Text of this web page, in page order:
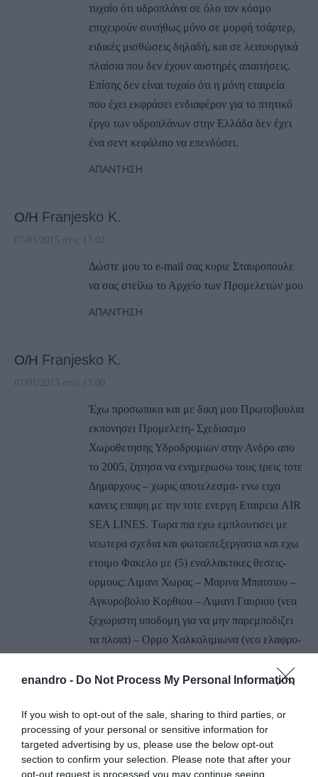
enandro - Do Not Process My Personal Information
If you wish to opt-out of the sale, sharing to third parties, or
processing of your personal or sensitive information for
targeted advertising by us, please use the below opt-out
section to confirm your selection. Please note that after your
opt-out request is processed you may continue seeing
τυχαίο ότι υδροπλάνα σε όλο τον κόσμο
επιχειρούν συνήθως μόνο σε μορφή τσάρτερ,
ειδικές μισθώσεις δηλαδή, και σε λειτουργικά
πλαίσια που δεν έχουν αυστηρές απαιτήσεις.
Επίσης δεν είναι τυχαίο ότι η μόνη εταιρεία
που έχει εκφράσει ενδιαφέρον για το πτητικό
έργο των υδροπλάνων στην Ελλάδα δεν έχει
ένα σεντ κεφάλαιο να επενδύσει.
ΑΠΆΝΤΗΣΗ
Ο/Η Franjesko K.
07/01/2015 στις 13:02
Δώστε μου το e-mail σας κυριε Σταυροπουλε
να σας στείλω το Αρχείο των Προμελετών μου
ΑΠΆΝΤΗΣΗ
Ο/Η Franjesko K.
07/01/2015 στις 13:00
Έχω προσωπικα και με δικη μου Πρωτoβουλια
εκπονησει Προμελετη- Σχεδιασμο
Χωροθετησης Υδροδρομιων στην Ανδρο απο
το 2005, ζητησα να ενημερωσω τους τρεις τοτε
Δημαρχους – χωρις αποτελεσμα- ενω ειχα
κανεις επαφη με την τοτε ενεργη Εταιρεια AIR
SEA LINES. Τωρα πια εχω εμπλουτισει με
νεωτερα σχεδια και φωτοεπεξεργασια και εχω
ετοιμο Φακελο με (5) εναλλακτικες θεσεις-
ορμους: Λιμανι Χωρας – Μαρινα Μπατσιου –
Αγκυροβολιο Κορθιου – Λιμανι Γαυριου (νεα
ξεχωριστη υποδομη για να μην παρεμποδιζει
τα πλοια) – Ορμο Χαλκολιμιωνα (νεο ελαφρυ-
για περιηγητικα σκαφη), τον οποιο εχω ηδη
ΣΟΥΣΟΥΔΗ – και επιλεγμενα στελεχη του
καθως και στον Επαρχο, Δ. ΛΟΤΣΑΡΗ. Οπως
κατανοει κανεις απο εκεινους πια εξαρταται να
με χρησιμοποιήσουν, ετσι και αλλιως χωρις